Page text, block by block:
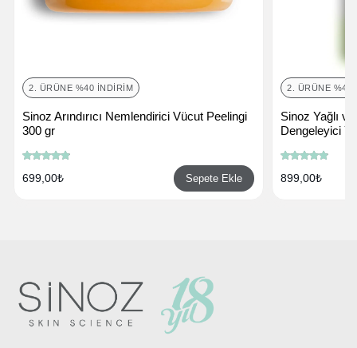
2. ÜRÜNE %40 İNDIRIM
Sinoz Arındırıcı Nemlendirici Vücut Peelingi
300 gr
699,00₺ Sepete Ekle
2. ÜRÜNE %40
Sinoz Yağlı
Dengeleyici
899,00₺